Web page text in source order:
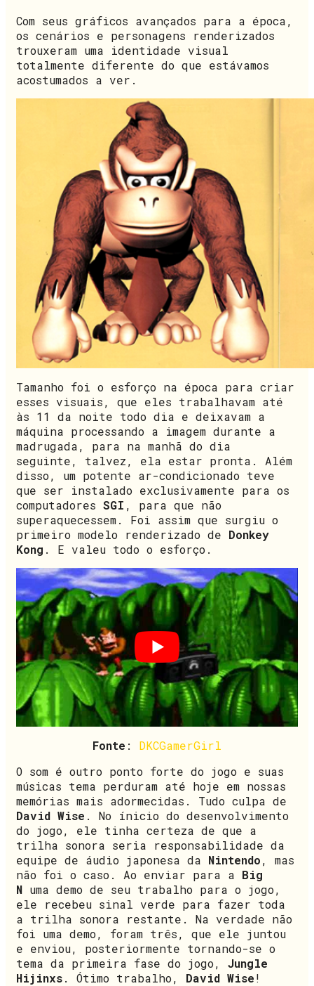
Com seus gráficos avançados para a época,
os cenários e personagens renderizados
trouxeram uma identidade visual
totalmente diferente do que estávamos
acostumados a ver.
Tamanho foi o esforço na época para criar
esses visuais, que eles trabalhavam até
às 11 da noite todo dia e deixavam a
máquina processando a imagem durante a
madrugada, para na manhã do dia
seguinte, talvez, ela estar pronta. Além
disso, um potente ar-condicionado teve
que ser instalado exclusivamente para os
computadores SGI , para que não
superaquecessem. Foi assim que surgiu o
primeiro modelo renderizado de Donkey
Kong . E valeu todo o esforço.
Fonte : DKCGamerGirl
O som é outro ponto forte do jogo e suas
músicas tema perduram até hoje em nossas
memórias mais adormecidas. Tudo culpa de
David Wise . No ínicio do desenvolvimento
do jogo, ele tinha certeza de que a
trilha sonora seria responsabilidade da
equipe de áudio japonesa da Nintendo, mas
não foi o caso. Ao enviar para a Big
N uma demo de seu trabalho para o jogo,
ele recebeu sinal verde para fazer toda
a trilha sonora restante. Na verdade não
foi uma demo, foram três, que ele juntou
e enviou, posteriormente tornando-se o
tema da primeira fase do jogo, Jungle
Hijinxs. Ótimo trabalho, David Wise!